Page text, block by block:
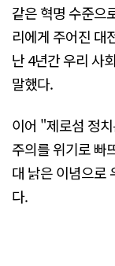
같은 혁명 수준으
리에게 주어진 대
난 4년간 우리 사
말했다.
이어 "제로섬 정
주의를 위기로 빠
대 낡은 이념으로
다.